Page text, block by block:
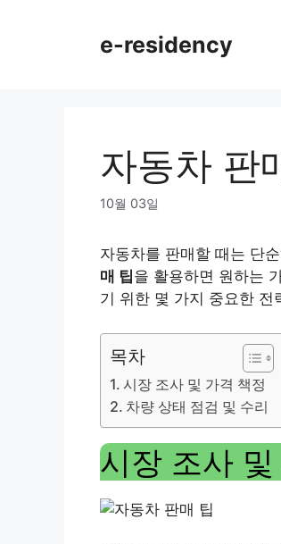
e-residency
자동차 판
10월 03일
자동차를 판매할 때는 단
매 팁을 활용하면 원하는
기 위한 몇 가지 중요한 전
목차
시장 조사 및 가격 책정
차량 상태 점검 및 수리
시장 조사